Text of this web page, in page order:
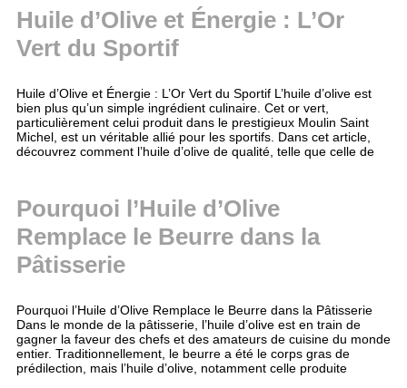
Huile d’Olive et Énergie : L’Or
Vert du Sportif
Huile d’Olive et Énergie : L’Or Vert du Sportif L’huile d’olive est
bien plus qu’un simple ingrédient culinaire. Cet or vert,
particulièrement celui produit dans le prestigieux Moulin Saint
Michel, est un véritable allié pour les sportifs. Dans cet article,
découvrez comment l’huile d’olive de qualité, telle que celle de
Pourquoi l’Huile d’Olive
Remplace le Beurre dans la
Pâtisserie
Pourquoi l’Huile d’Olive Remplace le Beurre dans la Pâtisserie
Dans le monde de la pâtisserie, l’huile d’olive est en train de
gagner la faveur des chefs et des amateurs de cuisine du monde
entier. Traditionnellement, le beurre a été le corps gras de
prédilection, mais l’huile d’olive, notamment celle produite